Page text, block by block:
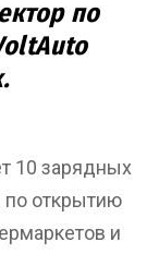
по
10 зарядных
по открытию
и